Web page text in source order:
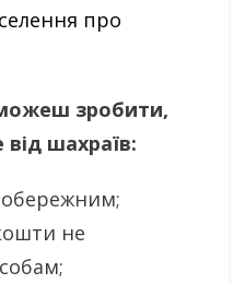
про
можеш зробити,
шахраїв:
не